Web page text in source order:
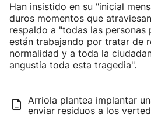
Han insistido en su "inicial
duros momentos que
respaldo a "todas las personas
están trabajando por tratar de
normalidad y a toda la
angustia toda esta tragedia".
Arriola plantea implantar
enviar residuos a los